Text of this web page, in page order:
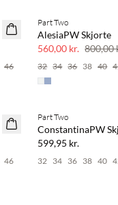
46
SAVE20
Part Two
AlesiaPW Skjorte
560,00 kr. 800,00
32 34 36 38 40
46
NYHED
Part Two
ConstantinaPW
599,95 kr.
32 34 36 38 40